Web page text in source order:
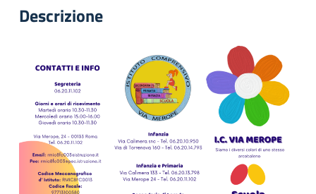
Descrizione